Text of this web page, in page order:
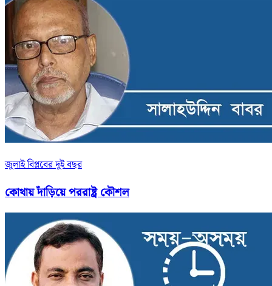
জুলাই বিপ্লবের দুই বছর
কোথায় দাঁড়িয়ে পররাষ্ট্র কৌশল